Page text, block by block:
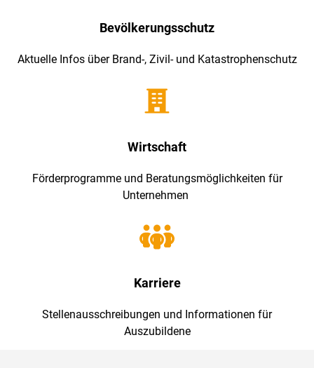
Bevölkerungsschutz
Aktuelle Infos über Brand-, Zivil- und Katastrophenschutz
Wirtschaft
Förderprogramme und Beratungsmöglichkeiten für
Unternehmen
Karriere
Stellenausschreibungen und Informationen für
Auszubildene